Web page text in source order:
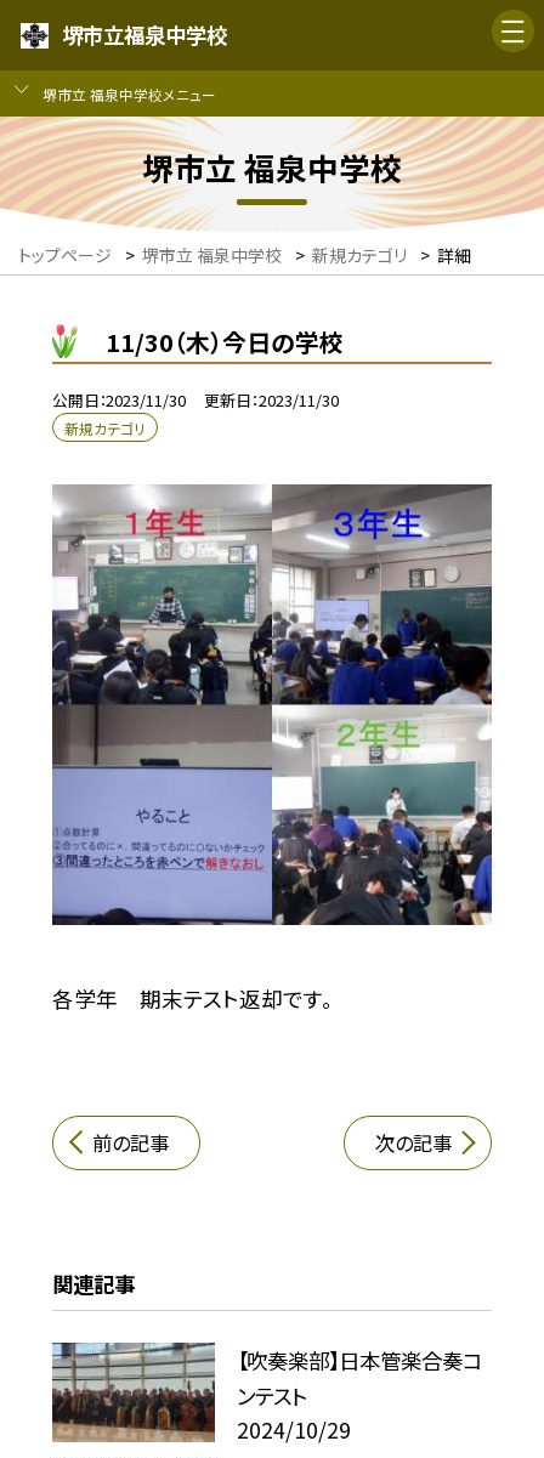
堺市立福泉中学校
堺市立 福泉中学校メニュー
堺市立 福泉中学校
トップページ > 堺市立 福泉中学校 > 新規カテゴリ > 詳細
11/30（木）今日の学校
公開日 2023/11/30 更新日 2023/11/30
新規カテゴリ
各学年 期末テスト返却です。
前の記事 次の記事
関連記事
【吹奏楽部】日本管楽合奏コ
ンテスト
2024/10/29